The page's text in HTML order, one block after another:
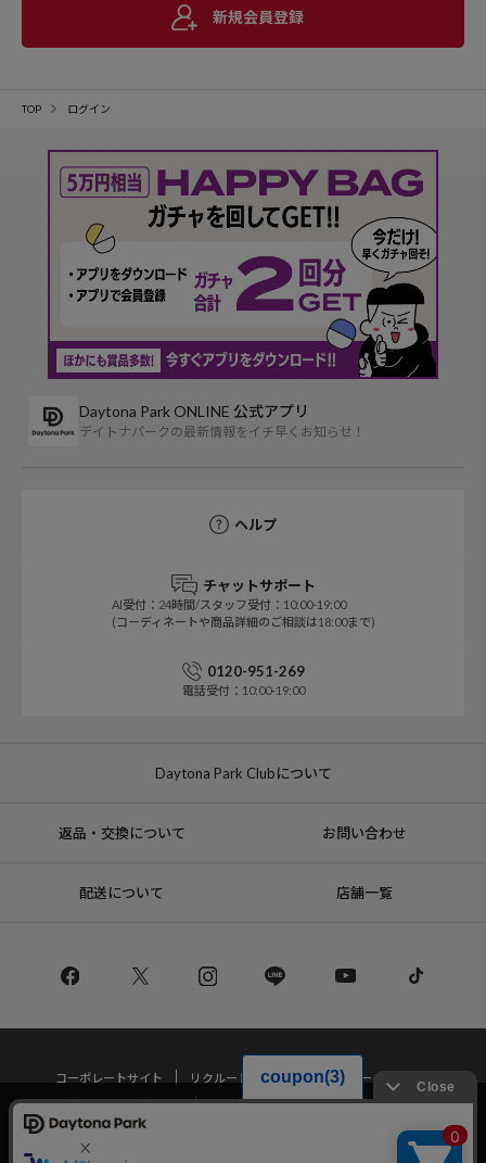
新規会員登録
TOP ログイン
Daytona Park ONLINE 公式アプリ
デイトナパークの最新情報をイチ早くお知らせ！
ヘルプ
チャットサポート
AI受付：24時間/スタッフ受付：10:00-19:00
(コーディネートや商品詳細のご相談は18:00まで)
0120-951-269
電話受付：10:00-19:00
Daytona Park Clubについて
返品・交換について お問い合わせ
配送について 店舗一覧
コーポレートサイト リクルート
サステナブルマークについて
プライバシーポリシー
特定商取引法・古物営業法に基づく表記
当サイトでは利用体験の向上およびコンテンツの最適な提供、トラフィック
の分析を目的としてCookieを使用しています。